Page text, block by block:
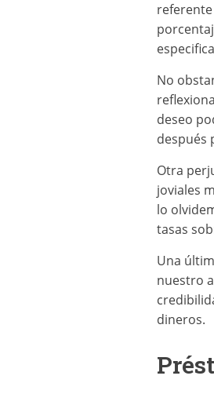
No
deseo
después
Otra
joviales
lo
tasas
Una
nuestro
dineros.